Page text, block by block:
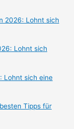
2026: Lohnt sich
Lohnt sich
Lohnt sich eine
Tipps für